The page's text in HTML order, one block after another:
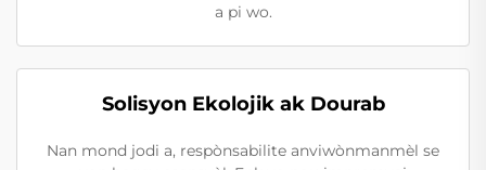
a pi wo.
Solisyon Ekolojik ak Dourab
Nan mond jodi a, respònsabilite anviwònmanmèl se